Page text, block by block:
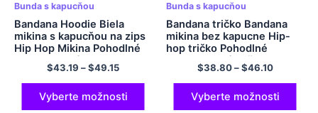
Bunda s kapucňou
Bandana Hoodie Biela
mikina s kapucňou na zips
Hip Hop Mikina Pohodlné
polyesterové mikiny s
vreckom
$43.19 –$49.15
Vyberte možnosti
Bunda s kapucňou
Bandana tričko Bandana
mikina bez kapucne Hip-
hop tričko Pohodlné
polyesterové tričko s
dlhými rukávmi Tričko
nadmernej veľkosti
$38.80–$46.10
Vyberte možnosti